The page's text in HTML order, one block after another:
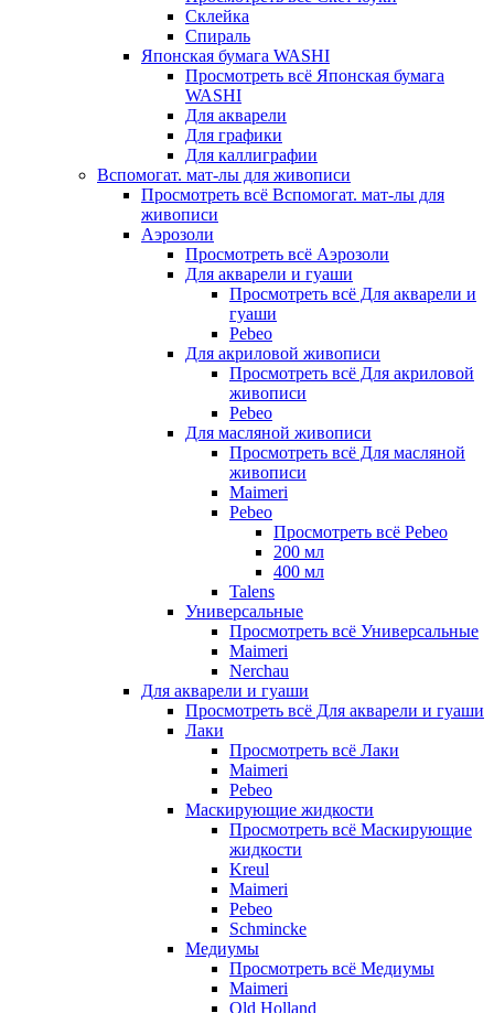
Склейка
Спираль
Японская бумага WASHI
Просмотреть всё Японская бумага
WASHI
Для акварели
Для графики
Для каллиграфии
Вспомогат. мат-лы для живописи
Просмотреть всё Вспомогат. мат-лы для
живописи
Аэрозоли
Просмотреть всё Аэрозоли
Для акварели и гуаши
Просмотреть всё Для акварели и
гуаши
Pebeo
Для акриловой живописи
Просмотреть всё Для акриловой
живописи
Pebeo
Для масляной живописи
Просмотреть всё Для масляной
живописи
Maimeri
Pebeo
Просмотреть всё Pebeo
200 мл
400 мл
Talens
Универсальные
Просмотреть всё Универсальные
Maimeri
Nerchau
Для акварели и гуаши
Просмотреть всё Для акварели и гуаши
Лаки
Просмотреть всё Лаки
Maimeri
Pebeo
Маскирующие жидкости
Просмотреть всё Маскирующие
жидкости
Kreul
Maimeri
Pebeo
Schmincke
Медиумы
Просмотреть всё Медиумы
Maimeri
Old Holland